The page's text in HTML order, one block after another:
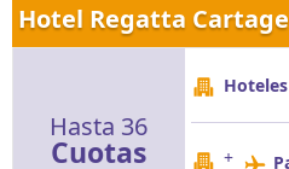
Hotel Regatta
Hasta 36
Cuotas
Hoteles
+